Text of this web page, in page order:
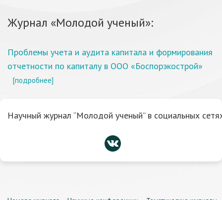
Журнал «Молодой ученый»:
Проблемы учета и аудита капитала и формирования
отчетности по капиталу в ООО «Боспорэкострой»
[подробнее]
Научный журнал “Молодой ученый” в социальных